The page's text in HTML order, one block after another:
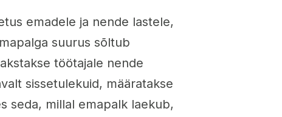
emadele ja nende lastele,
suurus sõltub
töötajale nende
sissetulekuid, määratakse
seda, millal emapalk laekub,